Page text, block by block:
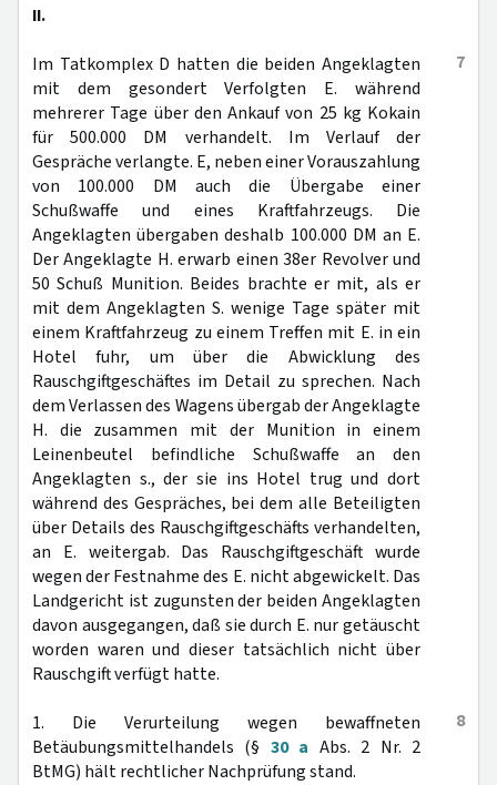
II.
7
Im Tatkomplex D hatten die beiden Angeklagten
mit dem gesondert Verfolgten E. während
mehrerer Tage über den Ankauf von 25 kg Kokain
für 500.000 DM verhandelt. Im Verlauf der
Gespräche verlangte. E, neben einer Vorauszahlung
von 100.000 DM auch die Übergabe einer
Schußwaffe und eines Kraftfahrzeugs. Die
Angeklagten übergaben deshalb 100.000 DM an E.
Der Angeklagte H. erwarb einen 38er Revolver und
50 Schuß Munition. Beides brachte er mit, als er
mit dem Angeklagten S. wenige Tage später mit
einem Kraftfahrzeug zu einem Treffen mit E. in ein
Hotel fuhr, um über die Abwicklung des
Rauschgiftgeschäftes im Detail zu sprechen. Nach
dem Verlassen des Wagens übergab der Angeklagte
H. die zusammen mit der Munition in einem
Leinenbeutel befindliche Schußwaffe an den
Angeklagten s., der sie ins Hotel trug und dort
während des Gespräches, bei dem alle Beteiligten
über Details des Rauschgiftgeschäfts verhandelten,
an E. weitergab. Das Rauschgiftgeschäft wurde
wegen der Festnahme des E. nicht abgewickelt. Das
Landgericht ist zugunsten der beiden Angeklagten
davon ausgegangen, daß sie durch E. nur getäuscht
worden waren und dieser tatsächlich nicht über
Rauschgift verfügt hatte.
8
1. Die Verurteilung wegen bewaffneten
Betäubungsmittelhandels (§ 30 a Abs. 2 Nr. 2
BtMG) hält rechtlicher Nachprüfung stand.